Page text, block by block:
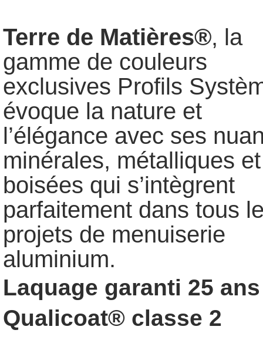
Terre de Matières®, la
gamme de couleurs
exclusives Profils
évoque la nature et
l’élégance avec ses
minérales, métalliques et
boisées qui s’intègrent
parfaitement dans tous
projets de menuiserie
aluminium.
Laquage garanti 25
Qualicoat® classe 2